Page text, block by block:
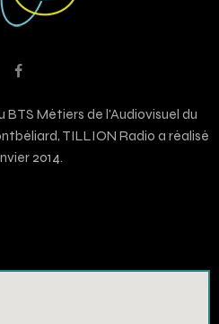
Métiers de l’Audiovisuel du
TILLION Radio a réalisé
2014.